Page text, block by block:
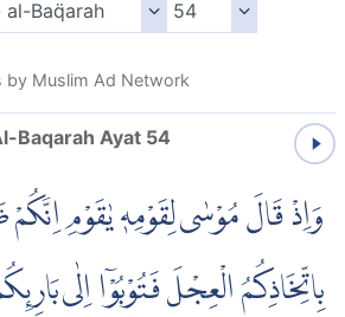
by Muslim Ad Network
Baqarah Ayat 54
وَاِذْ قَالَ مُوْسٰى لِقَوْمِهٖ يٰقَوْمِ
بِاتِّخَاذِكُمُ الْعِجْلَ فَتُوْبُوْٓا اِلٰى